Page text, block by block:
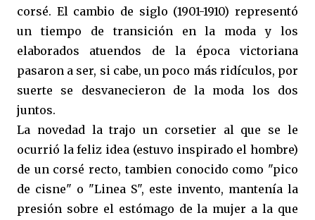
corsé. El cambio de siglo (1901-1910) representó
un tiempo de transición en la moda y los
elaborados atuendos de la época victoriana
pasaron a ser, si cabe, un poco más ridículos, por
suerte se desvanecieron de la moda los dos
juntos.
La novedad la trajo un corsetier al que se le
ocurrió la feliz idea (estuvo inspirado el hombre)
de un corsé recto, tambien conocido como "pico
de cisne" o "Linea S", este invento, mantenía la
presión sobre el estómago de la mujer a la que